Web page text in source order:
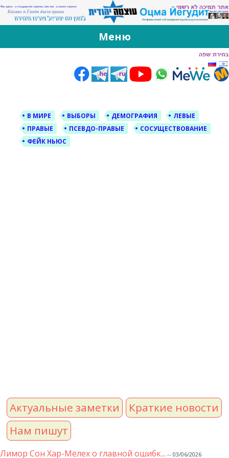
За Оцма Йегудит
עוצמה יהודית ברוסית ובעברית
Меню
В МИРЕ ВЫБОРЫ ДЕМОГРАФИЯ
ЛЕВЫЕ
ПРАВЫЕ
ПСЕВДО-ПРАВЫЕ
СОСУЩЕСТВОВАНИЕ
ФЕЙК НЬЮС
Актуальные заметки
Краткие новости
Нам пишут
Лимор Сон Хар-Мелех о главной ошибк... -- 03/06/2026